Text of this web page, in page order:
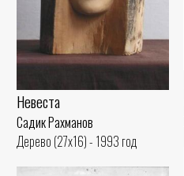
Невеста
Садик Рахманов
Дерево (27x16) - 1993 год